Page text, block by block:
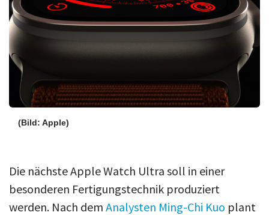
Anmelden
(Bild: Apple)
Die nächste Apple Watch Ultra soll in einer
besonderen Fertigungstechnik produziert
werden. Nach dem Analysten Ming-Chi Kuo plant